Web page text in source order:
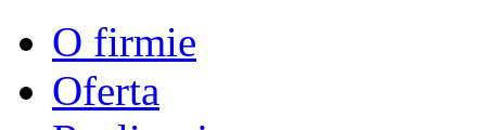
O firmie
Oferta